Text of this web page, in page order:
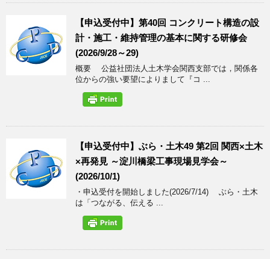
【申込受付中】第40回 コンクリート構造の設
計・施工・維持管理の基本に関する研修会
(2026/9/28～29)
概要 公益社団法人土木学会関西支部では，関係各
位からの強い要望によりまして『コ ...
【申込受付中】ぶら・土木49 第2回 関西×土木
×再発見 ～淀川橋梁工事現場見学会～
(2026/10/1)
・申込受付を開始しました(2026/7/14) ぶら・土木
は「つながる、伝える ...